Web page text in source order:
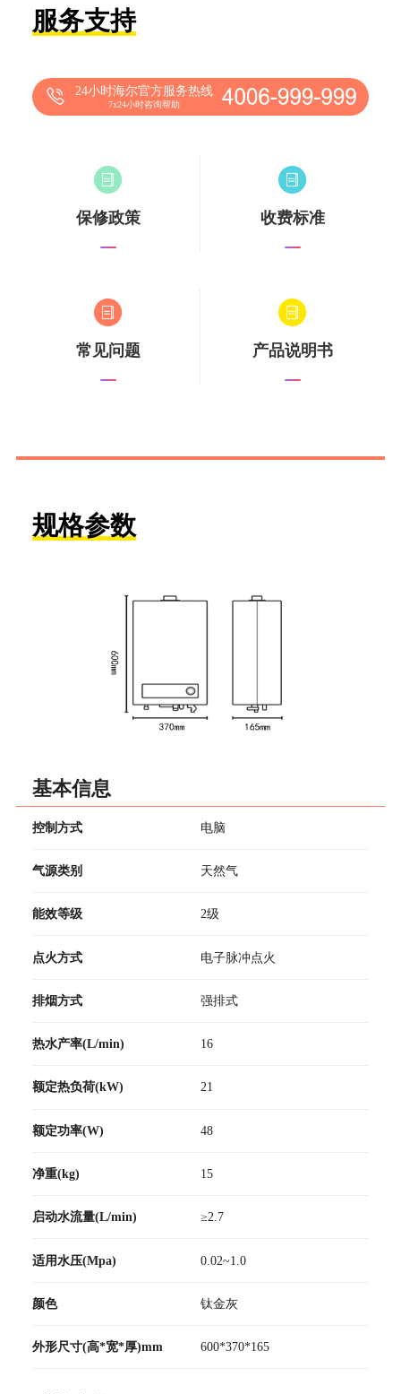
服务支持
24小时海尔官方服务热线
7x24小时咨询帮助
保修政策 收费标准
常见问题 产品说明书
规格参数
基本信息
控制方式 电脑
气源类别 天然气
能效等级 2级
点火方式 电子脉冲点火
排烟方式 强排式
热水产率(L/min) 16
额定热负荷(kW) 21
额定功率(W) 48
净重(kg) 15
启动水流量(L/min) ≥2.7
适用水压(Mpa) 0.02~1.0
颜色 钛金灰
外形尺寸(高*宽*厚)mm 600*370*165